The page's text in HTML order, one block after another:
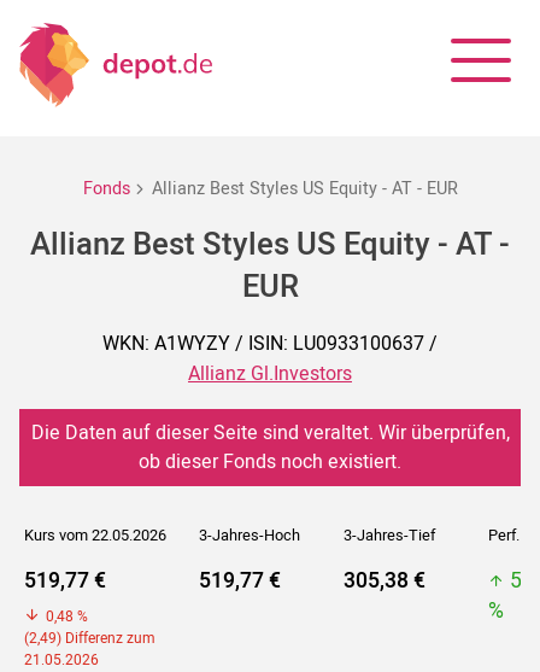
Fonds Allianz Best Styles US Equity - AT - EUR
Allianz Best Styles US Equity - AT -
EUR
WKN: A1WYZY / ISIN: LU0933100637 /
Allianz Gl.Investors
Die Daten auf dieser Seite sind veraltet. Wir überprüfen,
ob dieser Fonds noch existiert.
Kurs vom 22.05.2026 3-Jahres-Hoch 3-Jahres-Tief Perf. 5J
519,77 €
0,48 %
(2,49) Differenz zum
21.05.2026
519,77 € 305,38 €
%